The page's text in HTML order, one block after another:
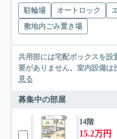
駐輪場 オートロック
敷地内ごみ置き場
共用部には宅配ボックスを設
要がありません。室内設備は
見る
募集中の部屋
14階
15.2万円